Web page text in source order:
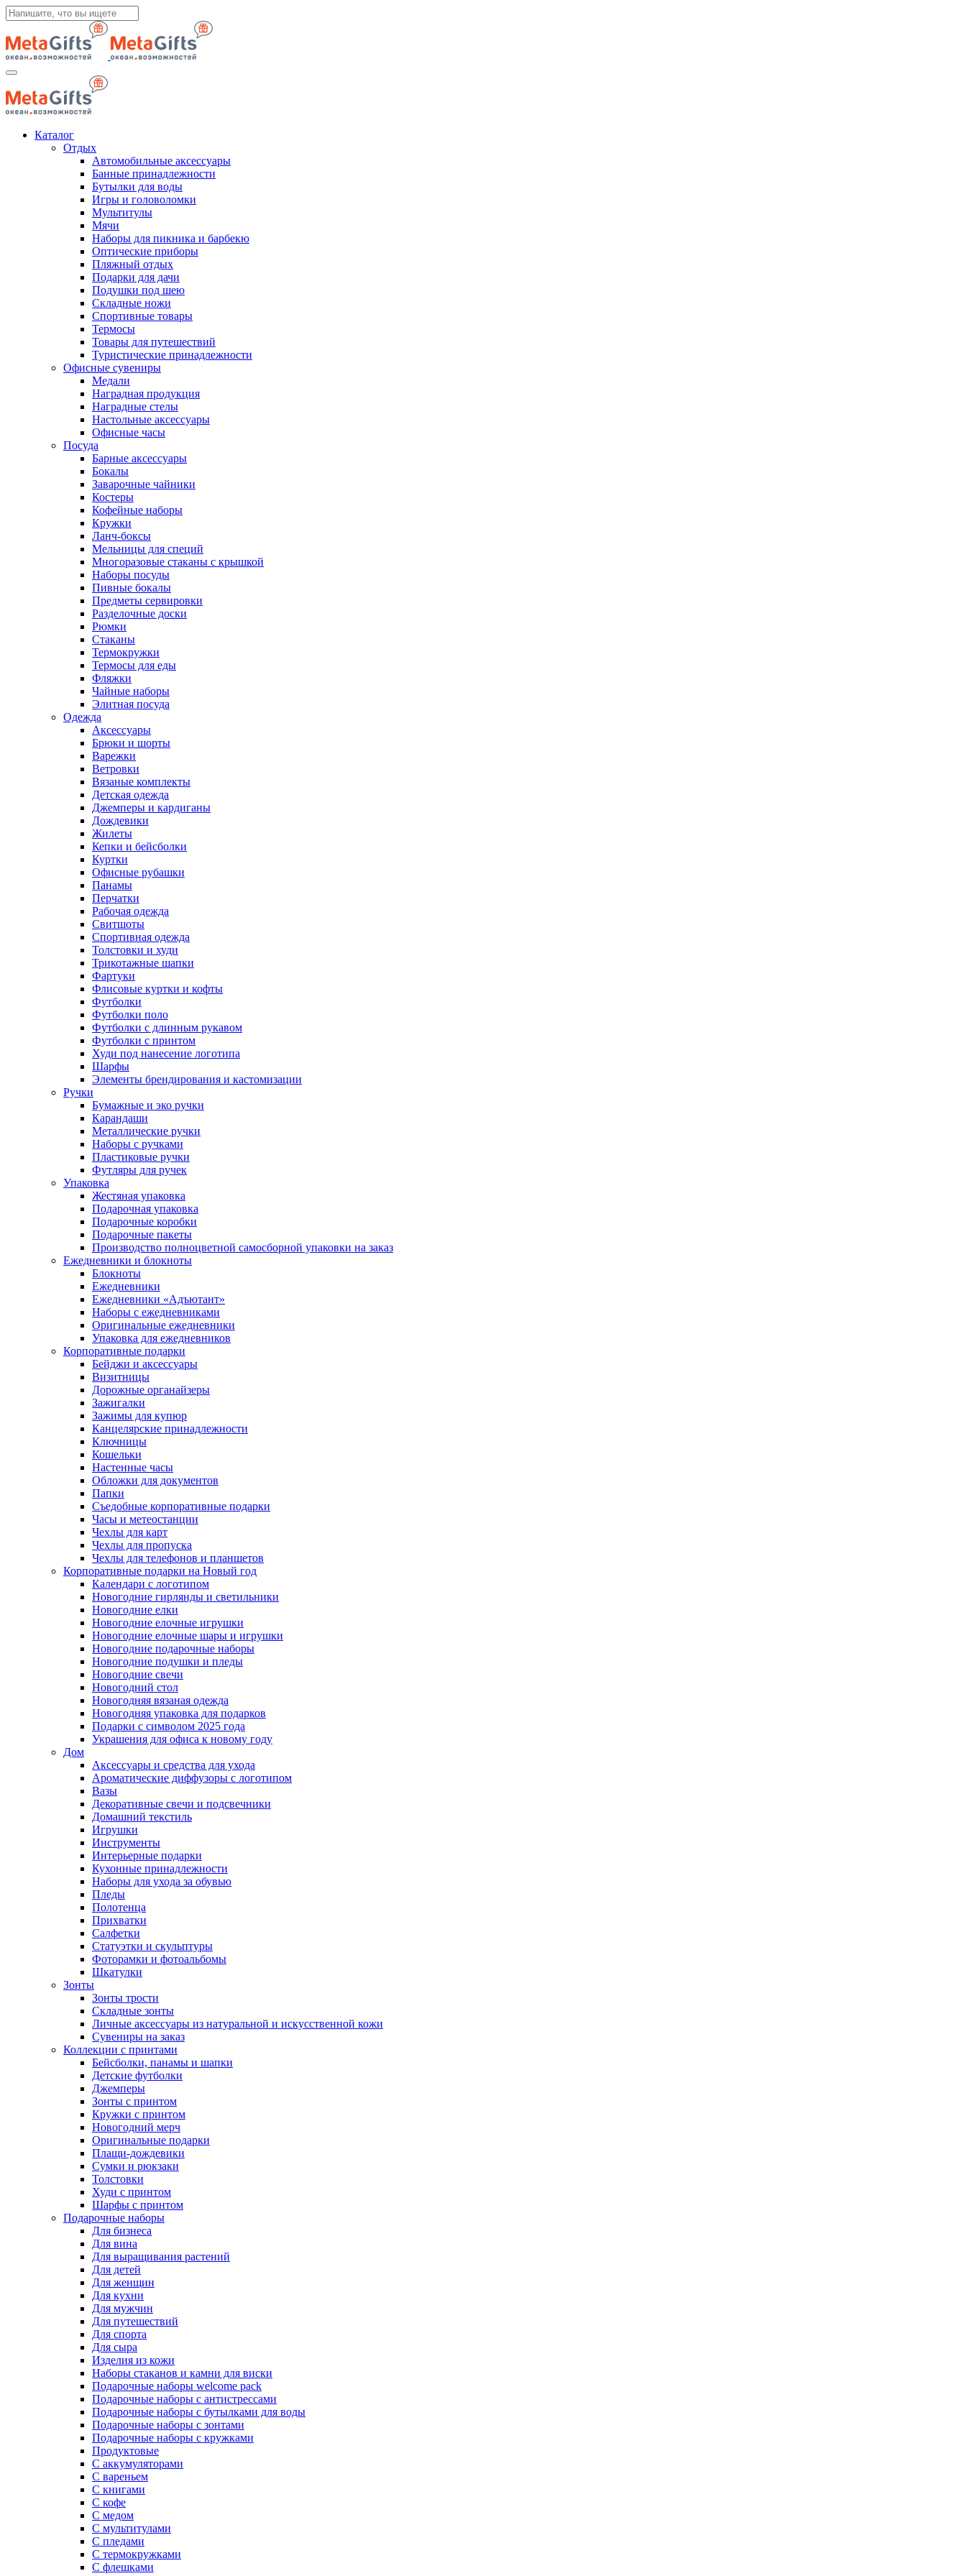
Каталог
Отдых
Автомобильные аксессуары
Банные принадлежности
Бутылки для воды
Игры и головоломки
Мультитулы
Мячи
Наборы для пикника и барбекю
Оптические приборы
Пляжный отдых
Подарки для дачи
Подушки под шею
Складные ножи
Спортивные товары
Термосы
Товары для путешествий
Туристические принадлежности
Офисные сувениры
Медали
Наградная продукция
Наградные стелы
Настольные аксессуары
Офисные часы
Посуда
Барные аксессуары
Бокалы
Заварочные чайники
Костеры
Кофейные наборы
Кружки
Ланч-боксы
Мельницы для специй
Многоразовые стаканы с крышкой
Наборы посуды
Пивные бокалы
Предметы сервировки
Разделочные доски
Рюмки
Стаканы
Термокружки
Термосы для еды
Фляжки
Чайные наборы
Элитная посуда
Одежда
Аксессуары
Брюки и шорты
Варежки
Ветровки
Вязаные комплекты
Детская одежда
Джемперы и кардиганы
Дождевики
Жилеты
Кепки и бейсболки
Куртки
Офисные рубашки
Панамы
Перчатки
Рабочая одежда
Свитшоты
Спортивная одежда
Толстовки и худи
Трикотажные шапки
Фартуки
Флисовые куртки и кофты
Футболки
Футболки поло
Футболки с длинным рукавом
Футболки с принтом
Худи под нанесение логотипа
Шарфы
Элементы брендирования и кастомизации
Ручки
Бумажные и эко ручки
Карандаши
Металлические ручки
Наборы с ручками
Пластиковые ручки
Футляры для ручек
Упаковка
Жестяная упаковка
Подарочная упаковка
Подарочные коробки
Подарочные пакеты
Производство полноцветной самосборной упаковки на заказ
Ежедневники и блокноты
Блокноты
Ежедневники
Ежедневники «Адъютант»
Наборы с ежедневниками
Оригинальные ежедневники
Упаковка для ежедневников
Корпоративные подарки
Бейджи и аксессуары
Визитницы
Дорожные органайзеры
Зажигалки
Зажимы для купюр
Канцелярские принадлежности
Ключницы
Кошельки
Настенные часы
Обложки для документов
Папки
Съедобные корпоративные подарки
Часы и метеостанции
Чехлы для карт
Чехлы для пропуска
Чехлы для телефонов и планшетов
Корпоративные подарки на Новый год
Календари с логотипом
Новогодние гирлянды и светильники
Новогодние елки
Новогодние елочные игрушки
Новогодние елочные шары и игрушки
Новогодние подарочные наборы
Новогодние подушки и пледы
Новогодние свечи
Новогодний стол
Новогодняя вязаная одежда
Новогодняя упаковка для подарков
Подарки с символом 2025 года
Украшения для офиса к новому году
Дом
Аксессуары и средства для ухода
Ароматические диффузоры с логотипом
Вазы
Декоративные свечи и подсвечники
Домашний текстиль
Игрушки
Инструменты
Интерьерные подарки
Кухонные принадлежности
Наборы для ухода за обувью
Пледы
Полотенца
Прихватки
Салфетки
Статуэтки и скульптуры
Фоторамки и фотоальбомы
Шкатулки
Зонты
Зонты трости
Складные зонты
Личные аксессуары из натуральной и искусственной кожи
Сувениры на заказ
Коллекции с принтами
Бейсболки, панамы и шапки
Детские футболки
Джемперы
Зонты с принтом
Кружки с принтом
Новогодний мерч
Оригинальные подарки
Плащи-дождевики
Сумки и рюкзаки
Толстовки
Худи с принтом
Шарфы с принтом
Подарочные наборы
Для бизнеса
Для вина
Для выращивания растений
Для детей
Для женщин
Для кухни
Для мужчин
Для путешествий
Для спорта
Для сыра
Изделия из кожи
Наборы стаканов и камни для виски
Подарочные наборы welcome pack
Подарочные наборы с антистрессами
Подарочные наборы с бутылками для воды
Подарочные наборы с зонтами
Подарочные наборы с кружками
Продуктовые
С аккумуляторами
С вареньем
С книгами
С кофе
С медом
С мультитулами
С пледами
С термокружками
С флешками